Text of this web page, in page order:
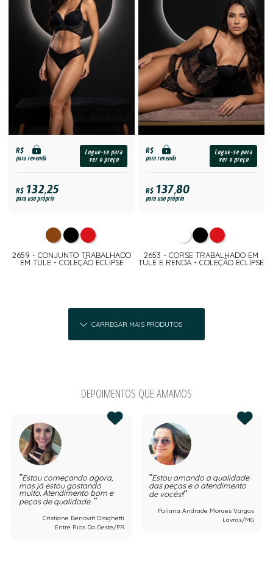
R$
para revenda
Logue-se para
ver o preço
R$132,25
para uso próprio
2659 - CONJUNTO TRABALHADO
EM TULE - COLEÇÃO ECLIPSE
R$
para revenda
Logue-se para
ver o preço
R$137,80
para uso próprio
2653 - CORSE TRABALHADO EM
TULE E RENDA - COLEÇÃO ECLIPSE
CARREGAR MAIS PRODUTOS
DEPOIMENTOS QUE AMAMOS
Estou começando agora,
mas já estou gostando
muito. Atendimento bom e
peças de qualidade.
Cristiane Benovitt Draghetti
Entre Rios Do Oeste/PR
Estou amando a qualidade
das peças e o atendimento
de vocês!!
Poliana Andrade Moraes Vargas
Lavras/MG